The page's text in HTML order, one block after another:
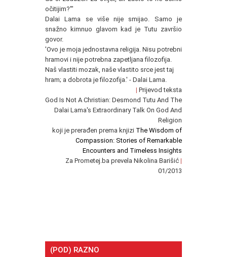
očitijim?'"
Dalai Lama se više nije smijao. Samo je
snažno kimnuo glavom kad je Tutu završio
govor.
'Ovo je moja jednostavna religija. Nisu potrebni
hramovi i nije potrebna zapetljana filozofija.
Naš vlastiti mozak, naše vlastito srce jest taj
hram; a dobrota je filozofija.' - Dalai Lama.
| Prijevod teksta
God Is Not A Christian: Desmond Tutu And The
Dalai Lama's Extraordinary Talk On God And
Religion
koji je prerađen prema knjizi The Wisdom of
Compassion: Stories of Remarkable
Encounters and Timeless Insights
Za Prometej.ba prevela Nikolina Barišić |
01/2013
(POD) RAZNO